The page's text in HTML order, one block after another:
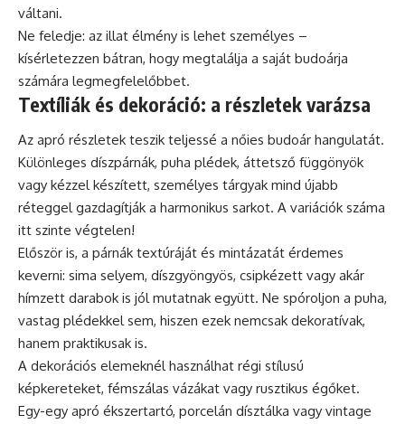
váltani.
Ne feledje: az illat élmény is lehet személyes –
kísérletezzen bátran, hogy megtalálja a saját budoárja
számára legmegfelelőbbet.
Textíliák és dekoráció: a részletek varázsa
Az apró részletek teszik teljessé a nőies budoár hangulatát.
Különleges díszpárnák, puha plédek, áttetsző függönyök
vagy kézzel készített, személyes tárgyak mind újabb
réteggel gazdagítják a harmonikus sarkot. A variációk száma
itt szinte végtelen!
Először is, a párnák textúráját és mintázatát érdemes
keverni: sima selyem, díszgyöngyös, csipkézett vagy akár
hímzett darabok is jól mutatnak együtt. Ne spóroljon a puha,
vastag plédekkel sem, hiszen ezek nemcsak dekoratívak,
hanem praktikusak is.
A dekorációs elemeknél használhat régi stílusú
képkereteket, fémszálas vázákat vagy rusztikus égőket.
Egy-egy apró ékszertartó, porcelán dísztálka vagy vintage